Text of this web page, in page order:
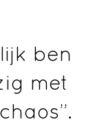
ben
met